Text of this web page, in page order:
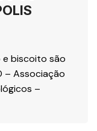
e biscoito são
– Associação
–